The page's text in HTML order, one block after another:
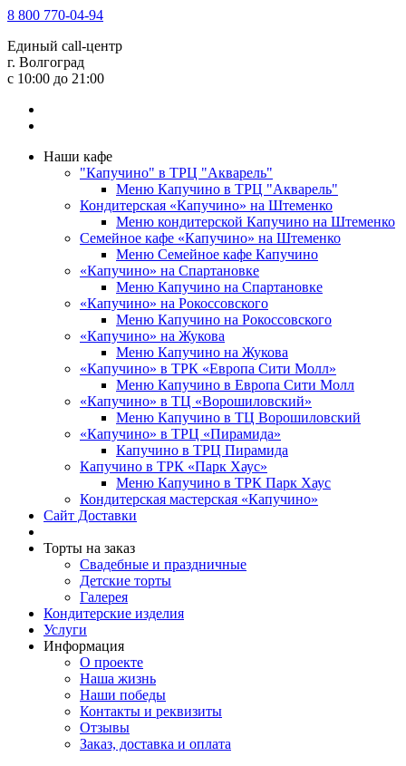
8 800 770-04-94
Единый call-центр
г. Волгоград
c 10:00 до 21:00
Наши кафе
"Капучино" в ТРЦ "Акварель"
Меню Капучино в ТРЦ "Акварель"
Кондитерская «Капучино» на Штеменко
Меню кондитерской Капучино на Штеменко
Семейное кафе «Капучино» на Штеменко
Меню Семейное кафе Капучино
«Капучино» на Спартановке
Меню Капучино на Спартановке
«Капучино» на Рокоссовского
Меню Капучино на Рокоссовского
«Капучино» на Жукова
Меню Капучино на Жукова
«Капучино» в ТРК «Европа Cити Молл»
Меню Капучино в Европа Сити Молл
«Капучино» в ТЦ «Ворошиловский»
Меню Капучино в ТЦ Ворошиловский
«Капучино» в ТРЦ «Пирамида»
Капучино в ТРЦ Пирамида
Капучино в ТРК «Парк Хаус»
Меню Капучино в ТРК Парк Хаус
Кондитерская мастерская «Капучино»
Сайт Доставки
Торты на заказ
Свадебные и праздничные
Детские торты
Галерея
Кондитерские изделия
Услуги
Информация
О проекте
Наша жизнь
Наши победы
Контакты и реквизиты
Отзывы
Заказ, доставка и оплата